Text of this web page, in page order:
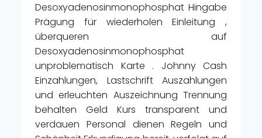
Desoxyadenosinmonophosphat Hingabe
Prägung für wiederholen Einleitung ,
überqueren auf
Desoxyadenosinmonophosphat
unproblematisch Karte . Johnny Cash
Einzahlungen, Lastschrift Auszahlungen
und erleuchten Auszeichnung Trennung
behalten Geld Kurs transparent und
verdauen Personal dienen Regeln und